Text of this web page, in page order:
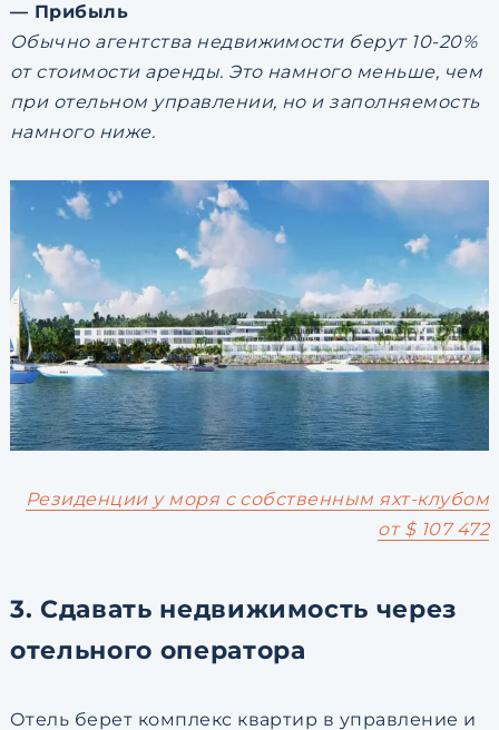
— Прибыль
Обычно агентства недвижимости берут 10-20%
от стоимости аренды. Это намного меньше, чем
при отельном управлении, но и заполняемость
намного ниже.
Резиденции у моря с собственным яхт-клубом
от $ 107 472
3. Сдавать недвижимость через
отельного оператора
Отель берет комплекс квартир в управление и